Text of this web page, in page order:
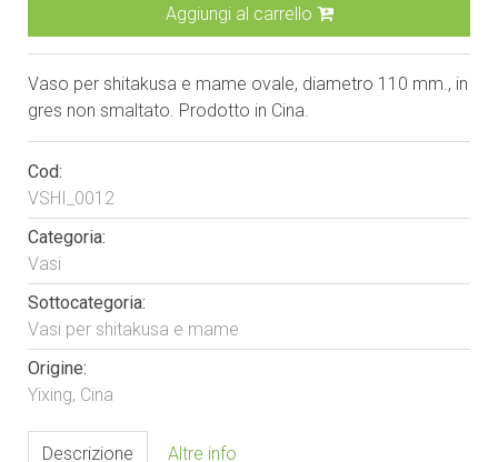
Aggiungi al carrello
Vaso per shitakusa e mame ovale, diametro 110 mm., in
gres non smaltato. Prodotto in Cina.
Cod:
VSHI_0012
Categoria:
Vasi
Sottocategoria:
Vasi per shitakusa e mame
Origine:
Yixing, Cina
Descrizione Altre info